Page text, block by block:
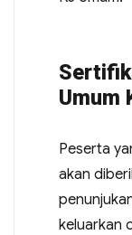
Umum
Peserta
akan
keluarkan